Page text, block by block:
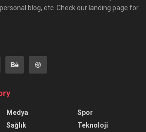
blog, etc. Check our landing page for
Medya
Sağlık
Spor
Teknoloji